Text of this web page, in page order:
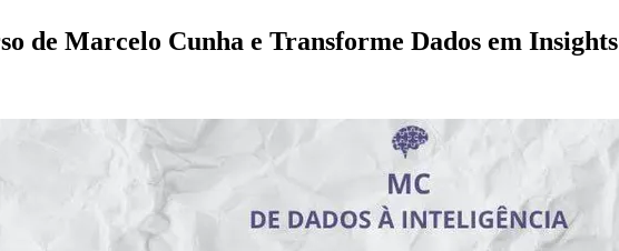
de Marcelo Cunha e Transforme Dados em Insights